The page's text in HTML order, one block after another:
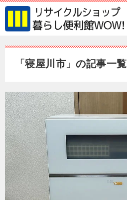
「寝屋川市」の記事一覧